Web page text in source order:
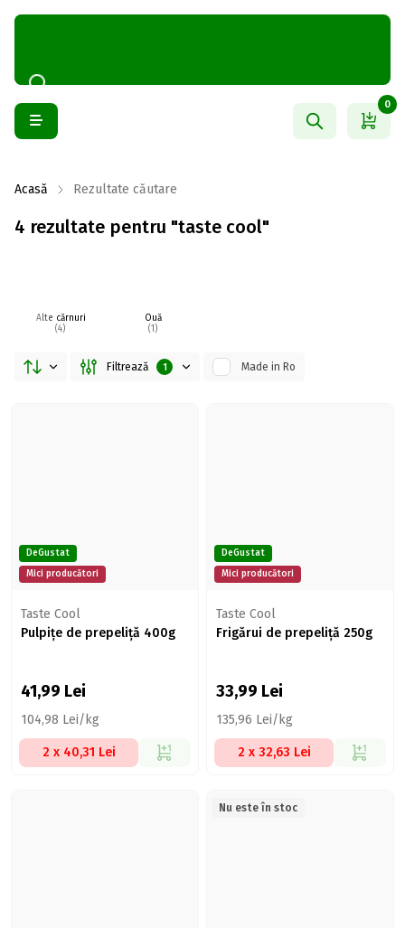
0
Acasă Rezultate căutare
4 rezultate pentru "taste cool"
Alte cărnuri
(4)
Ouă
(1)
Filtrează 1 Made in Ro
DeGustat
Mici producători
Taste Cool
Pulpițe de prepeliță 400g
41,99 Lei
104,98 Lei/kg
2 x 40,31 Lei
DeGustat
Mici producători
Taste Cool
Frigărui de prepeliță 250g
33,99 Lei
135,96 Lei/kg
2 x 32,63 Lei
Nu este în stoc